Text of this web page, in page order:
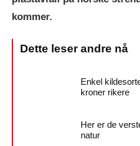
kommer.
Enkel
kroner rikere
Her er de
natur